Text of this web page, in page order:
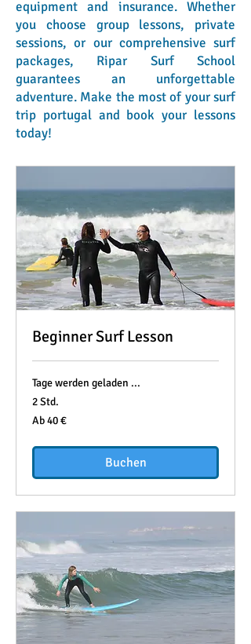
equipment and insurance. Whether
you choose group lessons, private
sessions, or our comprehensive surf
packages, Ripar Surf School
guarantees an unforgettable
adventure. Make the most of your surf
trip portugal and book your lessons
today!
Beginner Surf Lesson
Tage werden geladen ...
2 Std.
Ab
40
Ab 40 €
Buchen